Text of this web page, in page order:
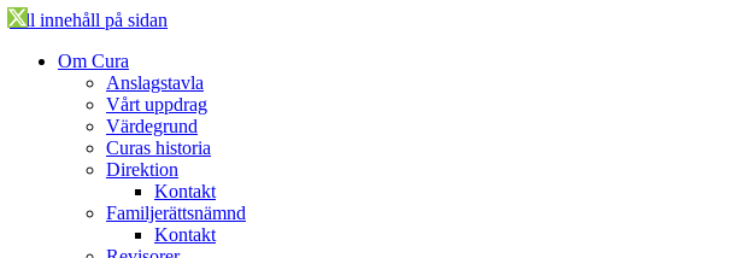
Till innehåll på sidan
menynOm Cura
Anslagstavla
Vårt uppdrag
Värdegrund
Curas historia
Direktion
Kontakt
Familjerättsnämnd
Kontakt